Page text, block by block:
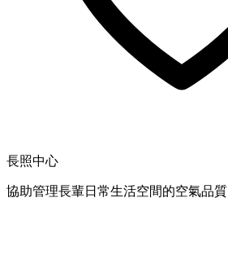
長照中心
協助管理長輩日常生活空間的空氣品質